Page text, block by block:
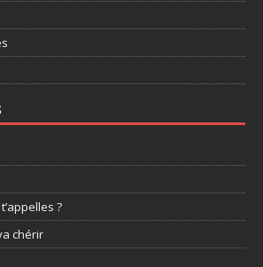
?
chérir